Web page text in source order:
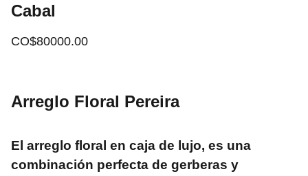
Cabal
CO$80000.00
Arreglo Floral Pereira
El arreglo floral en caja de lujo, es una
combinación perfecta de gerberas y